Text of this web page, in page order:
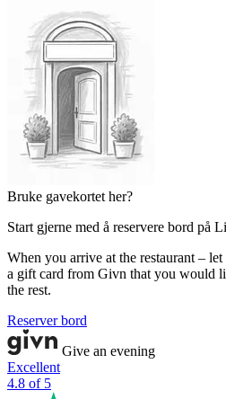
Bruke gavekortet her?
Start gjerne med å reservere bord på
When you arrive at the restaurant –
a gift card from Givn that you would
the rest.
Reserver bord
Give an evening
Excellent
4.8 of 5